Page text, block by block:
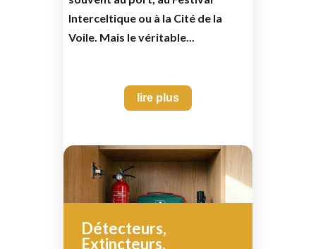
Interceltique ou à la Cité de la
Voile. Mais le véritable...
lire plus
Détecteurs,
Extincteurs,